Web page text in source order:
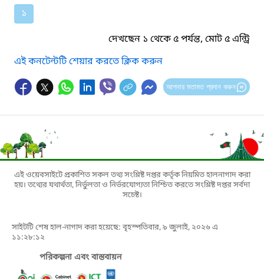
১
দেখছেন ১ থেকে ৫ পর্যন্ত, মোট ৫ এন্ট্রি
এই কনটেন্টটি শেয়ার করতে ক্লিক করুন
আপনার মতামত প্রদান করুন
এই ওয়েবসাইটে প্রকাশিত সকল তথ্য সংশ্লিষ্ট দপ্তর কর্তৃক নিয়মিত হালনাগাদ করা
হয়। তথ্যের যথার্থতা, নির্ভুলতা ও নির্ভরযোগ্যতা নিশ্চিত করতে সংশ্লিষ্ট দপ্তর সর্বদা
সচেষ্ট।
সাইটটি শেষ হাল-নাগাদ করা হয়েছে: বৃহস্পতিবার, ৯ জুলাই, ২০২৬ এ
১১:২৮:১২
পরিকল্পনা এবং বাস্তবায়ন